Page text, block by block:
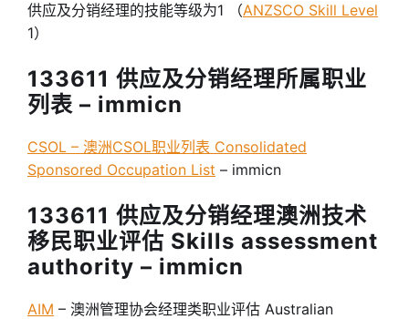
供应及分销经理的技能等级为1 （ANZSCO Skill Level
1）
133611 供应及分销经理所属职业
列表 – immicn
CSOL – 澳洲CSOL职业列表 Consolidated
Sponsored Occupation List – immicn
133611 供应及分销经理澳洲技术
移民职业评估 Skills assessment
authority – immicn
AIM – 澳洲管理协会经理类职业评估 Australian